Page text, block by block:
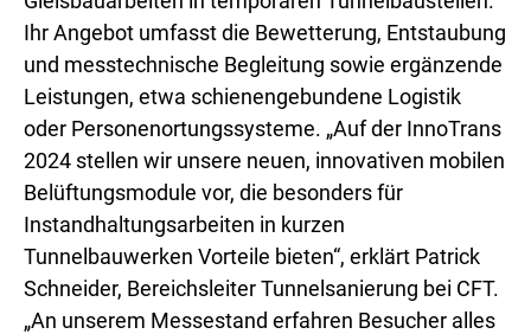
Ihr Angebot umfasst die Bewetterung, Entstaubung
und messtechnische Begleitung sowie ergänzende
Leistungen, etwa schienengebundene Logistik
oder Personenortungssysteme. „Auf der InnoTrans
2024 stellen wir unsere neuen, innovativen mobilen
Belüftungsmodule vor, die besonders für
Instandhaltungsarbeiten in kurzen
Tunnelbauwerken Vorteile bieten“, erklärt Patrick
Schneider, Bereichsleiter Tunnelsanierung bei CFT.
„An unserem Messestand erfahren Besucher alles